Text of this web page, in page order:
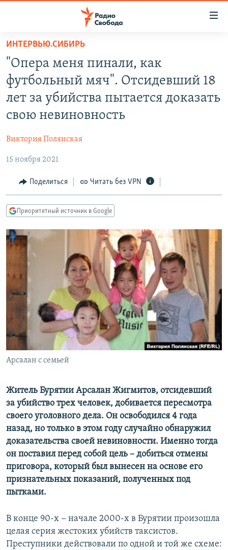
упрощенного
доступа
Вернуться
основному
содержанию
навигации
Вернутся
поиску
ПРОГРАММЫ
ПОДКАСТЫ
АВТОРСКИЕ ПРОЕКТЫ
КУЛЬТУРА
IDEL.РЕАЛИИ
КАВКАЗ.РЕАЛИИ
СИБИРЬ.РЕАЛИИ
РАСПИСАНИЕ ВЕЩАНИЯ
ПОДПИШИТЕСЬ НА РАССЫЛКУ
СОЦИАЛЬНЫЕ СЕТИ
Все сайты РСЕ/РС
ИНТЕРВЬЮ.СИБИРЬ
"Опера меня пинали, как
футбольный мяч". Отсидевший 18
лет за убийства пытается доказать
свою невиновность
Виктория Полянская
15 ноября 2021
Поделиться Читать без VPN
Приоритетный источник в Google
Арсалан с семьей
Житель Бурятии Арсалан Жигмитов, отсидевший
за убийство трех человек, добивается пересмотра
своего уголовного дела. Он освободился 4 года
назад, но только в этом году случайно обнаружил
доказательства своей невиновности. Именно тогда
он поставил перед собой цель – добиться отмены
приговора, который был вынесен на основе его
признательных показаний, полученных под
пытками.
В конце 90-х − начале 2000-х в Бурятии произошла
целая серия жестоких убийств таксистов.
Преступники действовали по одной и той же схеме: